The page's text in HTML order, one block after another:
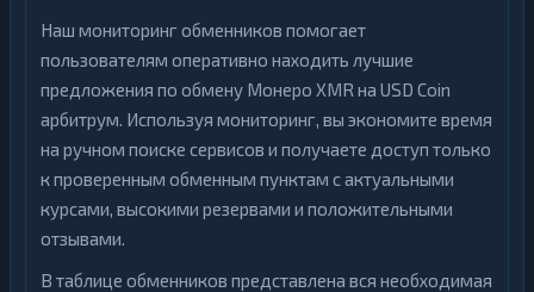
Наш мониторинг обменников помогает
пользователям оперативно находить лучшие
предложения по обмену Монеро XMR на USD Coin
арбитрум. Используя мониторинг, вы экономите время
на ручном поиске сервисов и получаете доступ только
к проверенным обменным пунктам с актуальными
курсами, высокими резервами и положительными
отзывами.
В таблице обменников представлена вся необходимая